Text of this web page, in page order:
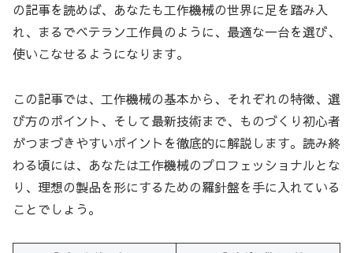
の記事を読めば、あなたも工作機械の世界に足を踏み入
れ、まるでベテラン工作員のように、最適な一台を選び、
使いこなせるようになります。
この記事では、工作機械の基本から、それぞれの特徴、選
び方のポイント、そして最新技術まで、ものづくり初心者
がつまづきやすいポイントを徹底的に解説します。読み終
わる頃には、あなたは工作機械のプロフェッショナルとな
り、理想の製品を形にするための羅針盤を手に入れている
ことでしょう。